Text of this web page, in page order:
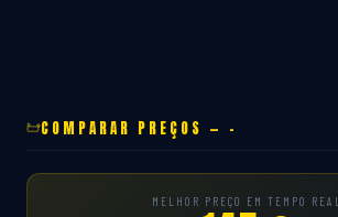
COMPARAR PREÇOS — -
MELHOR PREÇO EM TEMPO REAL